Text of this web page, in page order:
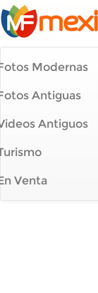
Modernas
Antiguas
Antiguos
Venta